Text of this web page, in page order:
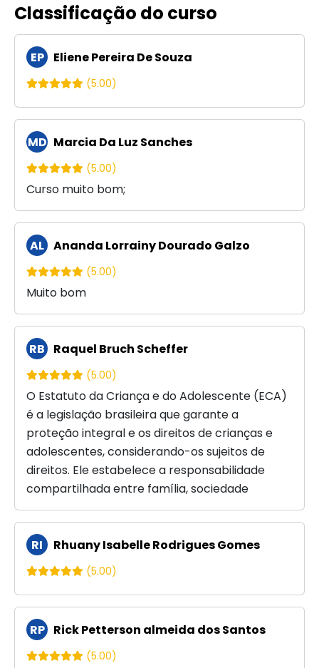
Classificação do curso
EP Eliene Pereira De Souza
(5.00)
MD Marcia Da Luz Sanches
(5.00)
Curso muito bom;
AL Ananda Lorrainy Dourado Galzo
(5.00)
Muito bom
RB Raquel Bruch Scheffer
(5.00)
O Estatuto da Criança e do Adolescente (ECA)
é a legislação brasileira que garante a
proteção integral e os direitos de crianças e
adolescentes, considerando-os sujeitos de
direitos. Ele estabelece a responsabilidade
compartilhada entre família, sociedade
RI Rhuany Isabelle Rodrigues Gomes
(5.00)
RP Rick Petterson almeida dos Santos
(5.00)